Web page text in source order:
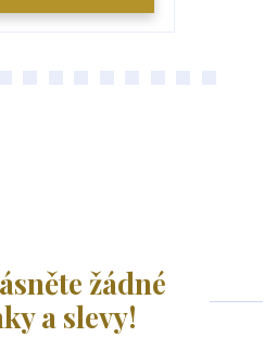
žádné
a slevy!